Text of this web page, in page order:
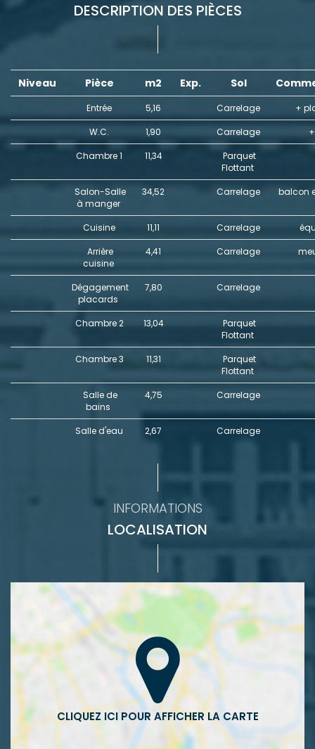
DESCRIPTION DES PIÈCES
Niveau Pièce m2 Exp. Sol
Entrée 5,16 Carrelage
+
W.C.
1,90 Carrelage
Chambre 1
11,34
Parquet
Flottant
Salon-Salle
à manger
34,52 Carrelage balcon
Cuisine 11,11 Carrelage
Arrière
cuisine
4,41 Carrelage
Dégagement
placards
7,80 Carrelage
Chambre 2 13,04
Parquet
Flottant
Chambre 3
11,31
Parquet
Flottant
Salle de
bains
4,75 Carrelage
Salle d'eau 2,67 Carrelage
INFORMATIONS
LOCALISATION